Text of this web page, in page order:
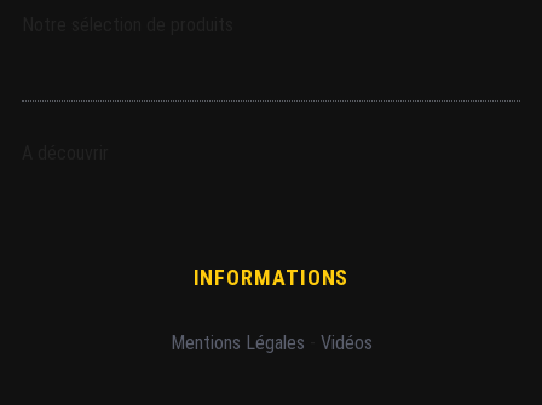
INFORMATIONS
Mentions Légales Vidéos